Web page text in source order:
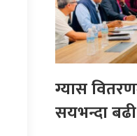
ग्यास
सयभन्दा